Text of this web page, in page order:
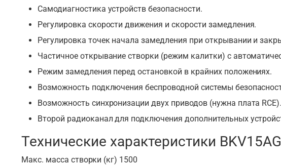
Самодиагностика устройств безопасности.
Регулировка скорости движения и скорости замедления.
Регулировка точек начала замедления при открывании и
Частичное открывание створки (режим калитки) с
Режим замедления перед остановкой в крайних положениях.
Возможность подключения беспроводной системы
Возможность синхронизации двух приводов (нужна плата RCE).
Второй радиоканал для подключения дополнительных
Технические характеристики
Макс. масса створки (кг) 1500